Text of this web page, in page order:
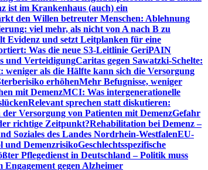
ist im Krankenhaus (auch) ein
den Willen betreuter Menschen: Ablehnung
viel mehr, als nicht von A nach B zu
Evidenz und setzt Leitplanken für eine
Was die neue S3-Leitlinie GeriPAIN
und VerteidigungCaritas gegen Sawatzki-Schelte:
weniger als die Hälfte kann sich die Versorgung
erhöhenMehr Befugnisse, weniger
mit DemenzMCI: Was intergenerationelle
Relevant sprechen statt diskutieren:
Versorgung von Patienten mit DemenzGefahr
richtige Zeitpunkt?Rehabilitation bei Demenz –
Soziales des Landes Nordrhein-WestfalenEU-
und DemenzrisikoGeschlechtsspezifische
Pflegedienst in Deutschland – Politik muss
gegen Alzheimer